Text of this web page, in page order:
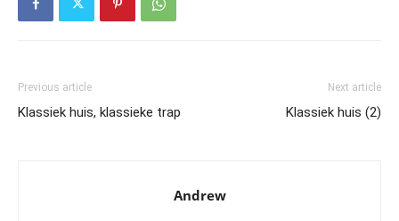
Previous article
Klassiek huis, klassieke trap
Next article
Klassiek huis (2)
Andrew